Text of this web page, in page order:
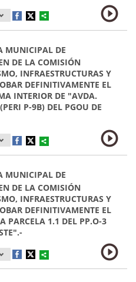
MUNICIPAL DE
DE LA COMISIÓN
INFRAESTRUCTURAS Y
DEFINITIVAMENTE EL
INTERIOR DE "AVDA.
P-9B) DEL PGOU DE
MUNICIPAL DE
DE LA COMISIÓN
INFRAESTRUCTURAS Y
DEFINITIVAMENTE EL
PARCELA 1.1 DEL PP.O-3